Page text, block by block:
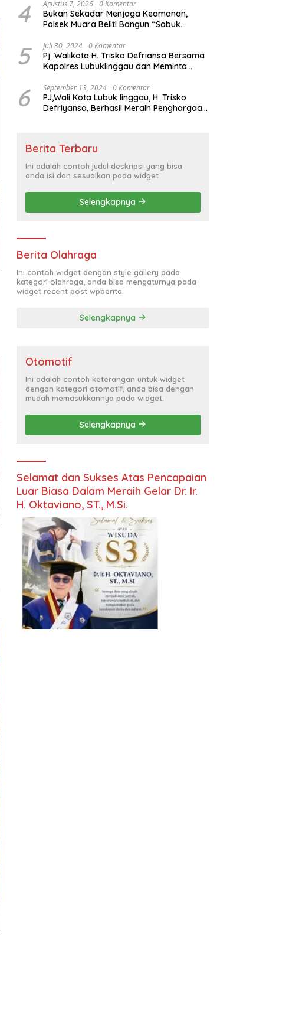
Mendengarkan Pidato Kenegaraan
Presiden RI Dalam Rangka HUT ke-79
4 Agustus 7, 2026 0 Komentar
Bukan Sekadar Menjaga Keamanan,
Polsek Muara Beliti Bangun “Sabuk
5 Juli 30, 2024 0 Komentar
Pj. Walikota H. Trisko Defriansa Bersama
Kapolres Lubuklinggau dan Meminta
Hajatan Politik
6 September 13, 2024 0 Komentar
PJ,Wali Kota Lubuk linggau, H. Trisko
Defriyansa, Berhasil Meraih Penghargaan
Berita Terbaru
Ini adalah contoh judul deskripsi yang bisa
anda isi dan sesuaikan pada widget
Selengkapnya
Berita Olahraga
Ini contoh widget dengan style gallery pada
kategori olahraga, anda bisa mengaturnya pada
widget recent post wpberita.
Selengkapnya
Otomotif
Ini adalah contoh keterangan untuk widget
dengan kategori otomotif, anda bisa dengan
mudah memasukkannya pada widget.
Selengkapnya
Selamat dan Sukses Atas Pencapaian
Luar Biasa Dalam Meraih Gelar Dr. Ir.
H. Oktaviano, ST., M.Si.